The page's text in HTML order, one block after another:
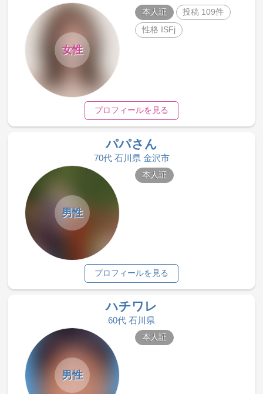
女性
本人証
投稿 109件
性格 ISFj
プロフィールを見る
パパさん
70代 石川県 金沢市
男性
本人証
プロフィールを見る
ハチワレ
60代 石川県
男性
本人証